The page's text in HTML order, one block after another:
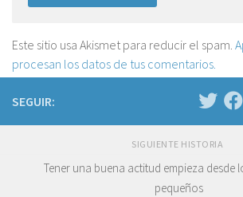
Este sitio usa Akismet para reducir el spam.
procesan los datos de tus comentarios.
SEGUIR:
SIGUIENTE HISTORIA
Tener una buena actitud empieza desde
pequeños